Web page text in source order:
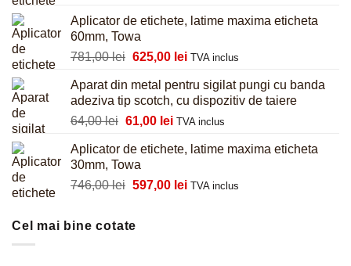
a
fost:
855,00 lei.
este:
Aplicator de etichete, latime maxima eticheta
60mm, Towa
781,00lei Prețul
a
fost:
781,00 lei.
625,00 leiPrețul
este:
625,00 lei.
TVA inclus
Aparat din metal pentru sigilat pungi cu banda
adeziva tip scotch, cu dispozitiv de taiere
64,00lei Prețul
a
fost:
64,00 lei.
61,00 leiPrețul
este:
TVA inclus
Aplicator de etichete, latime maxima eticheta
30mm, Towa
746,00lei Prețul
fost:
597,00 leiPrețul
TVA inclus
Cel mai bine cotate